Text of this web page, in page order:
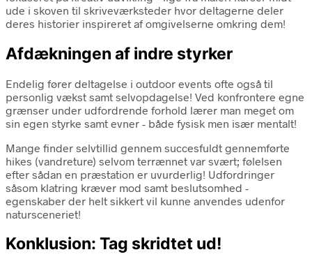
ude i skoven til skriveværksteder hvor deltagerne deler
deres historier inspireret af omgivelserne omkring dem!
Afdækningen af indre styrker
Endelig fører deltagelse i outdoor events ofte også til
personlig vækst samt selvopdagelse! Ved konfrontere egne
grænser under udfordrende forhold lærer man meget om
sin egen styrke samt evner - både fysisk men især mentalt!
Mange finder selvtillid gennem succesfuldt gennemførte
hikes (vandreture) selvom terrænnet var svært; følelsen
efter sådan en præstation er uvurderlig! Udfordringer
såsom klatring kræver mod samt beslutsomhed -
egenskaber der helt sikkert vil kunne anvendes udenfor
natursceneriet!
Konklusion: Tag skridtet ud!